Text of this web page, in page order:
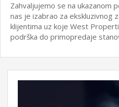
Zahvaljujemo se na ukazanom
nas je izabrao za ekskluzivnog
klijentima uz koje West
podrška do primopredaje